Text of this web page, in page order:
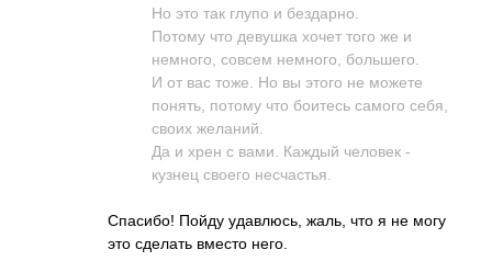
Но это так глупо и бездарно.
Потому что девушка хочет того же и
немного, совсем немного, большего.
И от вас тоже. Но вы этого не можете
понять, потому что боитесь самого себя,
своих желаний.
Да и хрен с вами. Каждый человек -
кузнец своего несчастья.
Спасибо! Пойду удавлюсь, жаль, что я не могу
это сделать вместо него.